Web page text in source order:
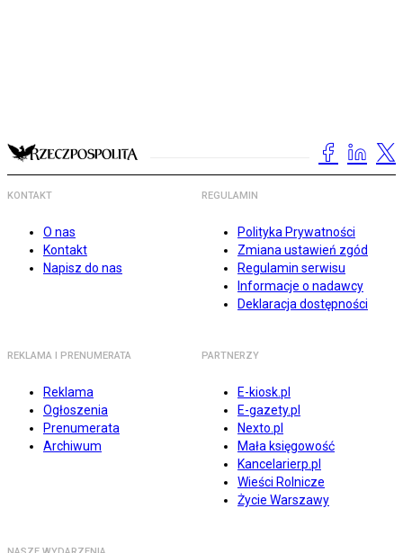
KONTAKT
O nas
Kontakt
Napisz do nas
REGULAMIN
Polityka Prywatności
Zmiana ustawień zgód
Regulamin serwisu
Informacje o nadawcy
Deklaracja dostępności
REKLAMA I PRENUMERATA
Reklama
Ogłoszenia
Prenumerata
Archiwum
PARTNERZY
E-kiosk.pl
E-gazety.pl
Nexto.pl
Mała księgowość
Kancelarierp.pl
Wieści Rolnicze
Życie Warszawy